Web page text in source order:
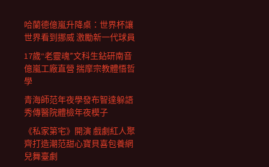
哈蘭德億嵐升降桌：世界杯讓
世界看到挪威 激勵新一代球員
17歲“老靈魂”文科生鉆研南音
億嵐工廠直營 揣摩宗教體悟哲
學
青海師范年夜學發布智達躲語
秀傳醫院體檢年夜模子
《私家第宅》開演 戲劇紅人聚
齊打造潮范甜心寶貝喜包養網
兒舞臺劇